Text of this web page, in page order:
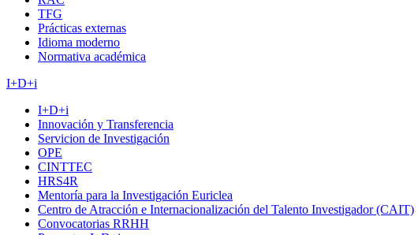
TFG
Prácticas externas
Idioma moderno
Normativa académica
I+D+i
I+D+i
Innovación y Transferencia
Servicion de Investigación
OPE
CINTTEC
HRS4R
Mentoría para la Investigación Euriclea
Centro de Atracción e Internacionalización del Talento Investigador (CAIT)
Convocatorias RRHH